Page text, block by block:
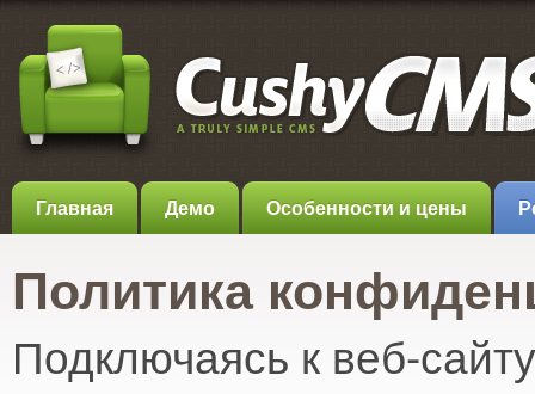
Главная Демо Особенности и цены
Политика
Подключаясь к веб-